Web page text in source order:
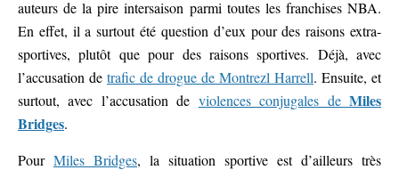
auteurs de la pire intersaison parmi toutes les franchises NBA.
En effet, il a surtout été question d’eux pour des raisons extra-
sportives, plutôt que pour des raisons sportives. Déjà, avec
l’accusation de trafic de drogue de Montrezl Harrell. Ensuite, et
surtout, avec l’accusation de violences conjugales deMiles
Bridges.
Pour Miles Bridges, la situation sportive est d’ailleurs très